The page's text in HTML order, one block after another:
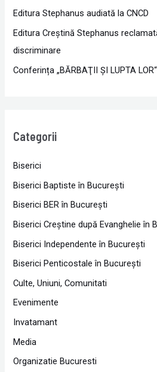
Editura Stephanus audiată la CNCD
Editura Creștină Stephanus
discriminare
Conferința „BĂRBAŢII ŞI LUPTA LOR“
Categorii
Biserici
Biserici Baptiste în Bucureşti
Biserici BER în Bucureşti
Biserici Creştine după Evanghelie în
Biserici Independente în Bucureşti
Biserici Penticostale în Bucureşti
Culte, Uniuni, Comunitati
Evenimente
Invatamant
Media
Organizatie Bucuresti